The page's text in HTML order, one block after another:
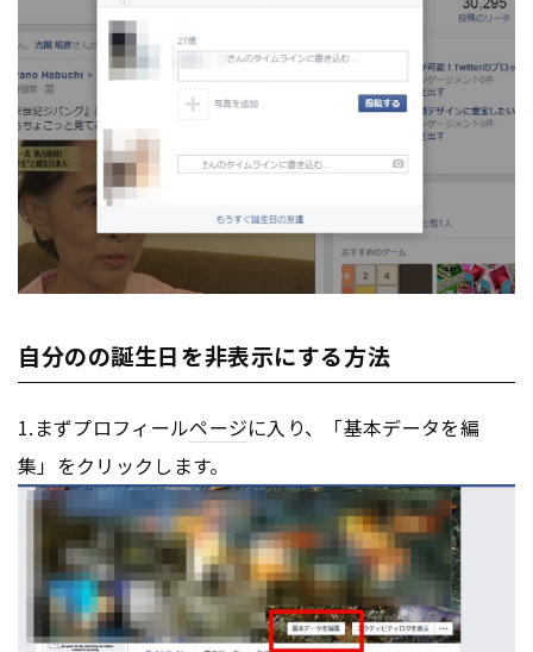
自分のの誕生日を非表示にする方法
1.まずプロフィールページに入り、「基本データを編
集」をクリックします。